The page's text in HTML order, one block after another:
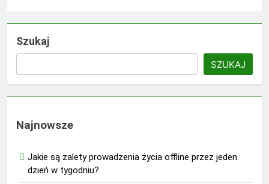
Szukaj
SZUKAJ
Najnowsze
Jakie są zalety prowadzenia życia offline przez jeden
dzień w tygodniu?